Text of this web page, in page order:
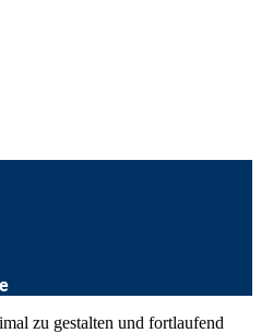
zu gestalten und fortlaufend